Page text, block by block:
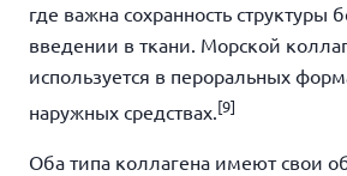
где важна сохранность структуры
введении в ткани. Морской
используется в пероральных
наружных средствах. [9]
Оба типа коллагена имеют свои